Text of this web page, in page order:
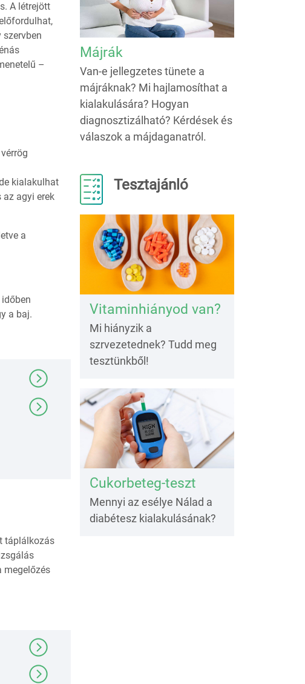
A létrejött
–
kialakulhat
az agyi erek
a
a baj.
táplálkozás
megelőzés
Májrák
Van-e jellegzetes tünete a
májráknak? Mi hajlamosíthat a
kialakulására? Hogyan
diagnosztizálható? Kérdések és
válaszok a májdaganatról.
Tesztajánló
Vitaminhiányod van?
Mi hiányzik a
szrvezetednek? Tudd meg
tesztünkből!
Cukorbeteg-teszt
Mennyi az esélye Nálad a
diabétesz kialakulásának?